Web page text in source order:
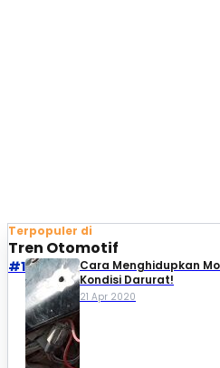
Terpopuler di
Tren Otomotif
#1
Cara Menghidupkan
Kondisi Darurat!
21 Apr 2020